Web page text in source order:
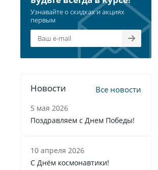
Узнавайте о скидках и акциях
первым
Новости Все новости
5 мая 2026
Поздравляем с Днем Победы!
10 апреля 2026
С Днём космонавтики!